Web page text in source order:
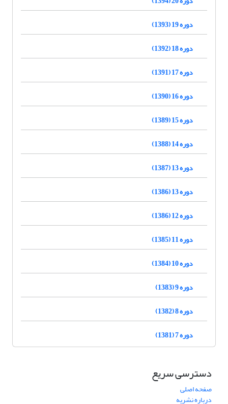
دوره 19 (1393)
دوره 18 (1392)
دوره 17 (1391)
دوره 16 (1390)
دوره 15 (1389)
دوره 14 (1388)
دوره 13 (1387)
دوره 13 (1386)
دوره 12 (1386)
دوره 11 (1385)
دوره 10 (1384)
دوره 9 (1383)
دوره 8 (1382)
دوره 7 (1381)
دسترسی سریع
صفحه اصلی
درباره نشریه